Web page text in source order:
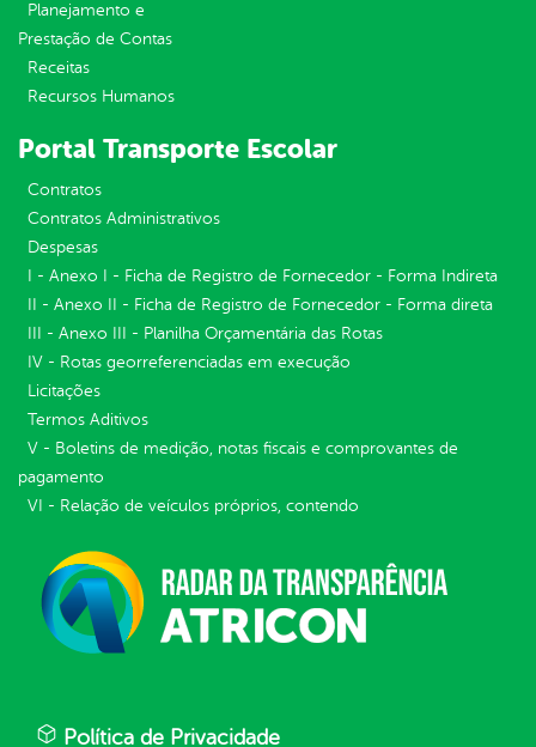
Planejamento e
Prestação de Contas
Receitas
Recursos Humanos
Portal Transporte Escolar
Contratos
Contratos Administrativos
Despesas
I - Anexo I - Ficha de Registro de Fornecedor - Forma Indireta
II - Anexo II - Ficha de Registro de Fornecedor - Forma direta
III - Anexo III - Planilha Orçamentária das Rotas
IV - Rotas georreferenciadas em execução
Licitações
Termos Aditivos
V - Boletins de medição, notas fiscais e comprovantes de
pagamento
VI - Relação de veículos próprios, contendo
Política de Privacidade